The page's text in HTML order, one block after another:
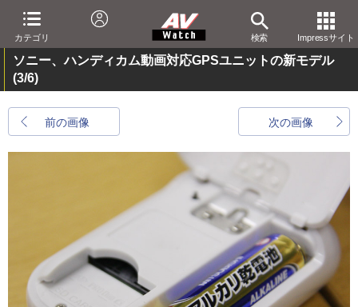
カテゴリ 検索 Impressサイト
ソニー、ハンディカム動画対応GPSユニットの新モデル
(3/6)
前の画像 次の画像